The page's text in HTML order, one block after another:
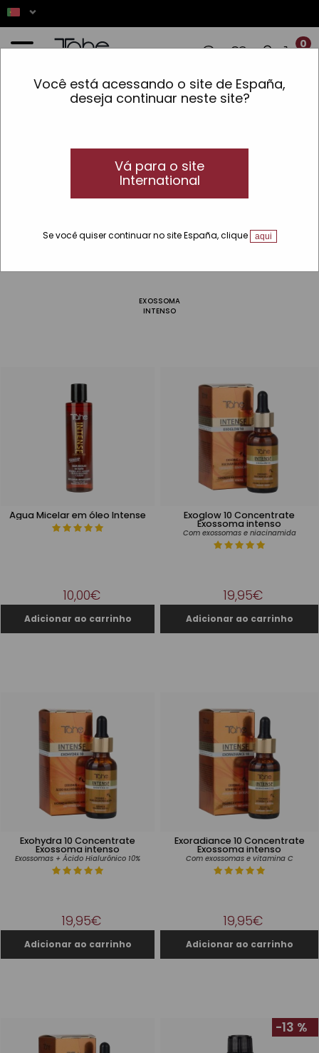
Você está acessando o site de España,
deseja continuar neste site?
Vá para o site
International
Se você quiser continuar no site España, clique aqui
0
REALIZADAS ENTRE 7 E
Intense, a linha anti-envelhecimento da
Prevenir e corrigir o envelhecimento da pele com a linha
EXOSSOMA
INTENSO
Água Micelar em óleo Intense
10,00€
Exoglow 10 Concentrate
Exossoma intenso
Com exossomas e niacinamida
19,95€
Exohydra 10 Concentrate
Exossoma intenso
Exossomas + Ácido Hialurônico 10%
19,95€
Exoradiance 10 Concentrate
Exossoma intenso
Com exossomas e vitamina C
19,95€
-13 %